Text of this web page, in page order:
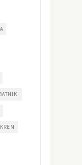
KREM